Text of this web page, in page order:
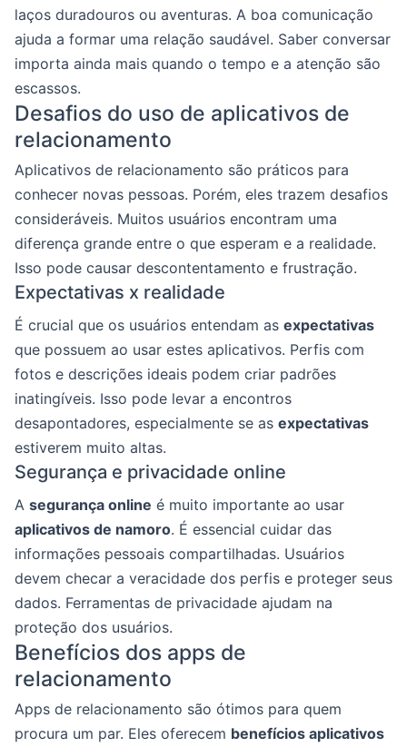
laços duradouros ou aventuras. A boa comunicação
ajuda a formar uma relação saudável. Saber conversar
importa ainda mais quando o tempo e a atenção são
escassos.
Desafios do uso de aplicativos de
relacionamento
Aplicativos de relacionamento são práticos para
conhecer novas pessoas. Porém, eles trazem desafios
consideráveis. Muitos usuários encontram uma
diferença grande entre o que esperam e a realidade.
Isso pode causar descontentamento e frustração.
Expectativas x realidade
É crucial que os usuários entendam as expectativas
que possuem ao usar estes aplicativos. Perfis com
fotos e descrições ideais podem criar padrões
inatingíveis. Isso pode levar a encontros
desapontadores, especialmente se as expectativas
estiverem muito altas.
Segurança e privacidade online
A segurança online é muito importante ao usar
aplicativos de namoro. É essencial cuidar das
informações pessoais compartilhadas. Usuários
devem checar a veracidade dos perfis e proteger seus
dados. Ferramentas de privacidade ajudam na
proteção dos usuários.
Benefícios dos apps de
relacionamento
Apps de relacionamento são ótimos para quem
procura um par. Eles oferecem benefícios aplicativos